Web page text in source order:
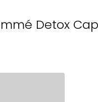
Detox